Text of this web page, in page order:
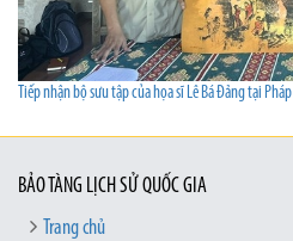
Tiếp nhận bộ sưu tập của họa sĩ Lê Bá Đảng tại Pháp
BẢO TÀNG LỊCH SỬ QUỐC GIA
Trang chủ